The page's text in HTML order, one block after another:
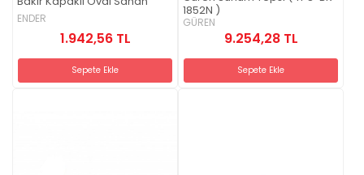
ENDER
1.942,56 TL
Sepete Ekle
1852N )
GÜREN
9.254,28 TL
Sepete Ekle